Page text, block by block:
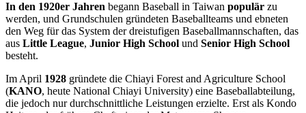
In den 1920er Jahren begann Baseball in Taiwan populär zu
werden, und Grundschulen gründeten Baseballteams und ebneten
den Weg für das System der dreistufigen Baseballmannschaften, das
aus Little League, Junior High School und Senior High School
besteht.
Im April 1928 gründete die Chiayi Forest and Agriculture School
(KANO, heute National Chiayi University) eine Baseballabteilung,
die jedoch nur durchschnittliche Leistungen erzielte. Erst als Kondo